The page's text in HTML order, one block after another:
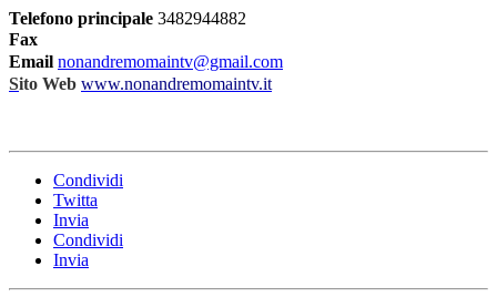
Telefono principale 3482944882
Fax
Email nonandremomaintv@gmail.com
Sito Web www.nonandremomaintv.it
Condividi
Twitta
Invia
Condividi
Invia